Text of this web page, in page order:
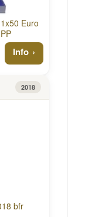
Euro
Info
2018
bfr